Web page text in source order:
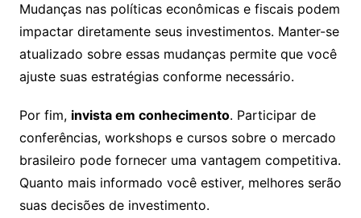
Mudanças nas políticas econômicas e fiscais podem
impactar diretamente seus investimentos. Manter-se
atualizado sobre essas mudanças permite que você
ajuste suas estratégias conforme necessário.
Por fim, invista em conhecimento. Participar de
conferências, workshops e cursos sobre o mercado
brasileiro pode fornecer uma vantagem competitiva.
Quanto mais informado você estiver, melhores serão
suas decisões de investimento.